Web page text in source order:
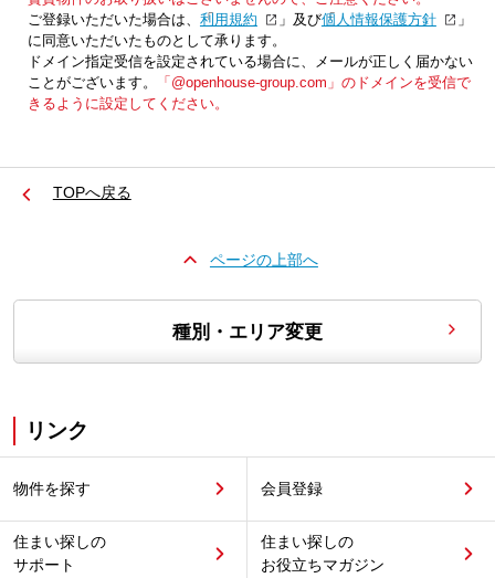
ご登録いただいた場合は、「利用規約 」及び「個人情報保護方針
」
に同意いただいたものとして承ります。
ドメイン指定受信を設定されている場合に、メールが正しく届かない
ことがございます。
「@openhouse-group.com」のドメインを受信で
きるように設定してください。
TOPへ戻る
ページの上部へ
種別・エリア変更
リンク
物件を探す 会員登録
住まい探しの
サポート
住まい探しの
お役立ちマガジン